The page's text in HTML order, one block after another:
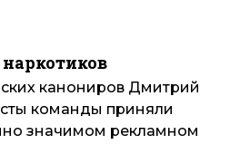
канониров Дмитрий
команды приняли
значимом рекламном